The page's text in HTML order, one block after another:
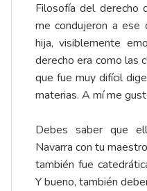
Filosofía del derecho
me condujeron a ese
hija, visiblemente
derecho era como las
que fue muy difícil
materias. A mí me
Debes saber que
Navarra con tu
también fue
Y bueno, también